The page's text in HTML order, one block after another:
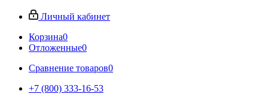
Личный кабинет
Корзина0
Отложенные0
Сравнение товаров0
+7 (800) 333-16-53